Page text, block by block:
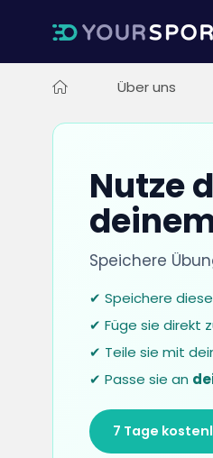
Über uns
Nutze
Speichere
✔ Speichere
✔ Füge sie direkt
✔ Teile sie mit
✔ Passe sie an
7 Tage